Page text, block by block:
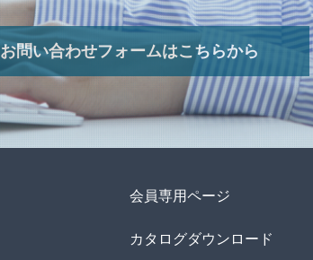
お問い合わせフォームはこちらから
会員専用ページ
カタログダウンロード